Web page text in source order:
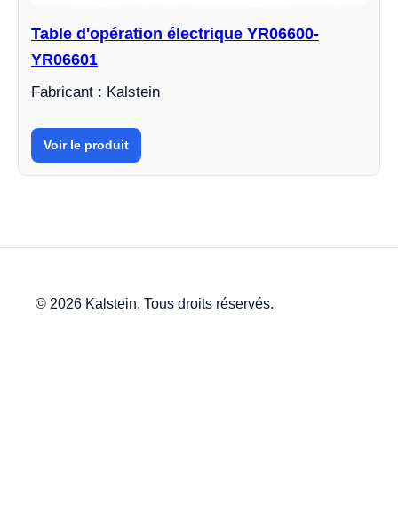
Table d'opération électrique YR06600-
YR06601
Fabricant : Kalstein
Voir le produit
© 2026 Kalstein. Tous droits réservés.